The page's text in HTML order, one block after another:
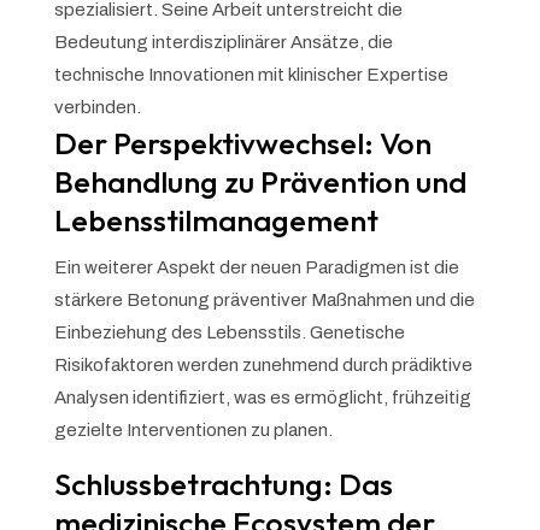
spezialisiert. Seine Arbeit unterstreicht die
Bedeutung interdisziplinärer Ansätze, die
technische Innovationen mit klinischer Expertise
verbinden.
Der Perspektivwechsel: Von
Behandlung zu Prävention und
Lebensstilmanagement
Ein weiterer Aspekt der neuen Paradigmen ist die
stärkere Betonung präventiver Maßnahmen und die
Einbeziehung des Lebensstils. Genetische
Risikofaktoren werden zunehmend durch prädiktive
Analysen identifiziert, was es ermöglicht, frühzeitig
gezielte Interventionen zu planen.
Schlussbetrachtung: Das